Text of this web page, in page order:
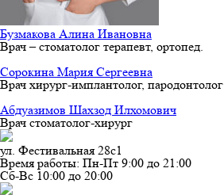
Бузмакова Алина Ивановна
Врач – стоматолог терапевт, ортопед.
Сорокина Мария Сергеевна
Врач хирург-имплантолог, пародонтолог
Абдуазимов Шахзод Илхомович
Врач стоматолог-хирург
ул. Фестивальная 28с1
Время работы: Пн-Пт 9:00 до 21:00
Сб-Вс 10:00 до 20:00